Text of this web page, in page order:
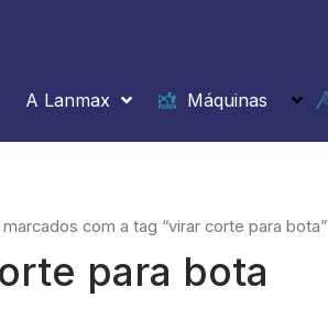
A Lanmax Máquinas
com a tag “virar corte para bota”
para bota